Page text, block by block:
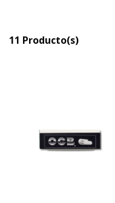
11 Producto(s)